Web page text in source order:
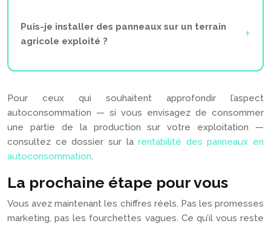
Puis-je installer des panneaux sur un terrain
agricole exploité ?
Pour ceux qui souhaitent approfondir l’aspect
autoconsommation — si vous envisagez de consommer
une partie de la production sur votre exploitation —
consultez ce dossier sur larentabilité des panneaux en
autoconsommation.
La prochaine étape pour vous
Vous avez maintenant les chiffres réels. Pas les promesses
marketing, pas les fourchettes vagues. Ce qu’il vous reste